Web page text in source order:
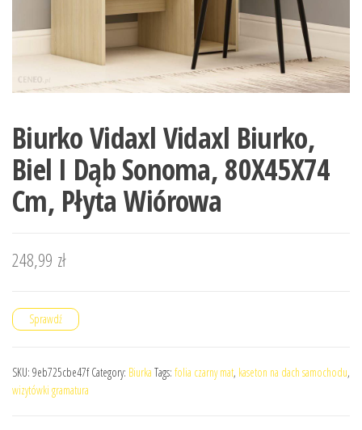
Biurko Vidaxl Vidaxl Biurko,
Biel I Dąb Sonoma, 80X45X74
Cm, Płyta Wiórowa
248,99 zł
Sprawdź
SKU: 9eb725cbe47f Category: Biurka Tags: folia czarny mat, kaseton na dach samochodu,
wizytówki gramatura